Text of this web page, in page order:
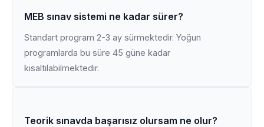
MEB sınav sistemi ne kadar sürer?
Standart program 2-3 ay sürmektedir. Yoğun
programlarda bu süre 45 güne kadar
kısaltılabilmektedir.
Teorik sınavda başarısız olursam ne olur?